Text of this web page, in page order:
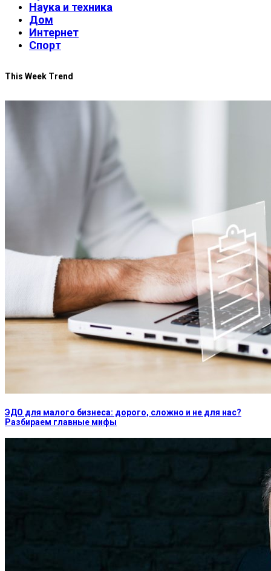
Наука и техника
Дом
Интернет
Спорт
This Week Trend
ЭДО для малого бизнеса: дорого, сложно и не для нас?
Разбираем главные мифы